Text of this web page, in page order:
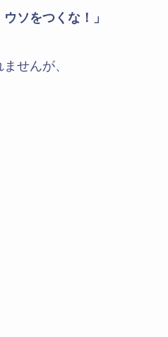
ソをつくな！」
せんが、